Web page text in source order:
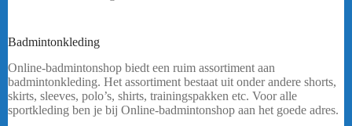
Badmintonkleding
Online-badmintonshop biedt een ruim assortiment aan
badmintonkleding. Het assortiment bestaat uit onder andere shorts,
skirts, sleeves, polo’s, shirts, trainingspakken etc. Voor alle
sportkleding ben je bij Online-badmintonshop aan het goede adres.